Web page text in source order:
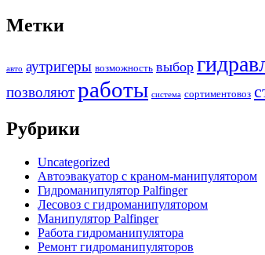
Метки
авто аутригеры возможность выбор
позволяютработы система сортиментовоз
Рубрики
Uncategorized
Автоэвакуатор с краном-манипулятором
Гидроманипулятор Palfinger
Лесовоз с гидроманипулятором
Манипулятор Palfinger
Работа гидроманипулятора
Ремонт гидроманипуляторов